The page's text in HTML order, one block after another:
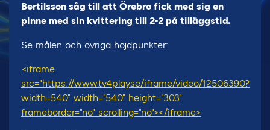
Bertilsson såg till att Örebro fick med sig en
pinne med sin kvittering till 2-2 på tilläggstid.
Se målen och övriga höjdpunkter:
<iframe
src="https://www.tv4play.se/iframe/video/12506390?
width=540" width="540" height="303"
frameborder="no" scrolling="no"></iframe>